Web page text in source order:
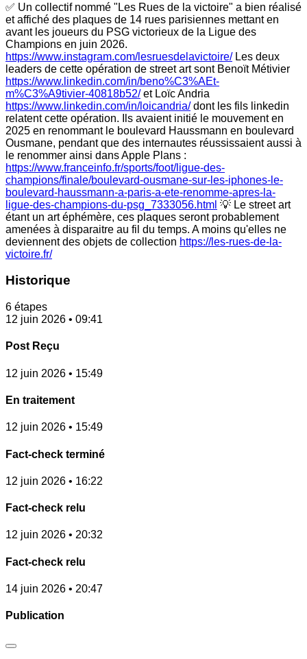
✅ Un collectif nommé "Les Rues de la victoire" a bien réalisé
et affiché des plaques de 14 rues parisiennes mettant en
avant les joueurs du PSG victorieux de la Ligue des
Champions en juin 2026.
https://www.instagram.com/lesruesdelavictoire/Les deux
leaders de cette opération de street art sont Benoït Métivier
https://www.linkedin.com/in/beno%C3%AEt-
m%C3%A9tivier-40818b52/et Loïc Andria
https://www.linkedin.com/in/loicandria/dont les fils linkedin
relatent cette opération. Ils avaient initié le mouvement en
2025 en renommant le boulevard Haussmann en boulevard
Ousmane, pendant que des internautes réussissaient aussi à
le renommer ainsi dans Apple Plans :
https://www.franceinfo.fr/sports/foot/ligue-des-
champions/finale/boulevard-ousmane-sur-les-iphones-le-
boulevard-haussmann-a-paris-a-ete-renomme-apres-la-
ligue-des-champions-du-psg_7333056.html 💡 Le street art
étant un art éphémère, ces plaques seront probablement
amenées à disparaitre au fil du temps. A moins qu'elles ne
deviennent des objets de collection https://les-rues-de-la-
victoire.fr/
Historique
6 étapes
12 juin 2026 • 09:41
Post Reçu
12 juin 2026 • 15:49
En traitement
12 juin 2026 • 15:49
Fact-check terminé
12 juin 2026 • 16:22
Fact-check relu
12 juin 2026 • 20:32
Fact-check relu
14 juin 2026 • 20:47
Publication